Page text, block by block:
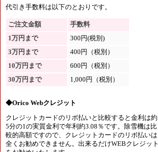
代引き手数料は以下のとおりです。
ご注文金額
手数料
1万円まで
300円(税別)
3万円まで
400円（税別）
10万円まで
600円（税別）
30万円まで
1,000円（税別）
◆Orico Webクレジット
クレジットカードのリボ払いと比較すると金利は約
5分の1の実質金利で年利約3.08％です。除雪機は比
較的高額ですので、クレジットカードのリボ払いは
全くお勧めできません。出来るだけWEBクレジット